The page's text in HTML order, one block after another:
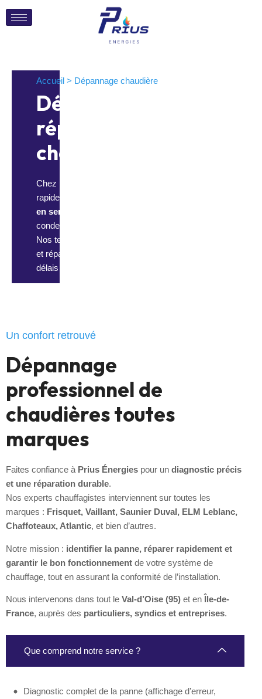
Accueil > Dépannage chaudière
Dépannage et
réparation de
chaudière
Chez
rapidement pour le
en service
condensation.
Nos techniciens chauffagistes diagnostiquent
et réparent votre installation dans les meilleurs
délais pour vous
Un confort retrouvé
Dépannage
professionnel de
chaudières toutes
marques
Faites confiance à Prius Énergies pour un diagnostic précis
et une réparation durable.
Nos experts chauffagistes interviennent sur toutes les
marques : Frisquet, Vaillant, Saunier Duval, ELM Leblanc,
Chaffoteaux, Atlantic, et bien d’autres.
Notre mission : identifier la panne, réparer rapidement et
garantir le bon fonctionnement de votre système de
chauffage, tout en assurant la conformité de l’installation.
Nous intervenons dans tout le Val-d’Oise (95) et en Île-de-
France, auprès des particuliers, syndics et entreprises.
Que comprend notre service ?
Diagnostic complet de la panne (affichage d’erreur,